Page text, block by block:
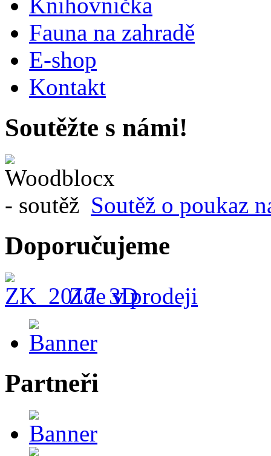
Knihovnička
Fauna na zahradě
E-shop
Kontakt
Soutěžte s námi!
Soutěž o poukaz
Doporučujeme
Zde v prodeji
Partneři